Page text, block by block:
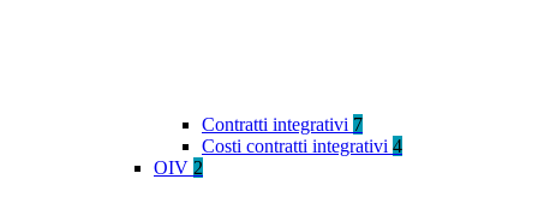
Contratti integrativi 7
Costi contratti integrativi 4
OIV 2